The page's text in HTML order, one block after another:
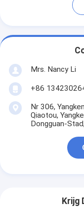
Mrs. Nancy Li
+86
Nr 306,
Qiaotou,
Dongguan-
Krijg